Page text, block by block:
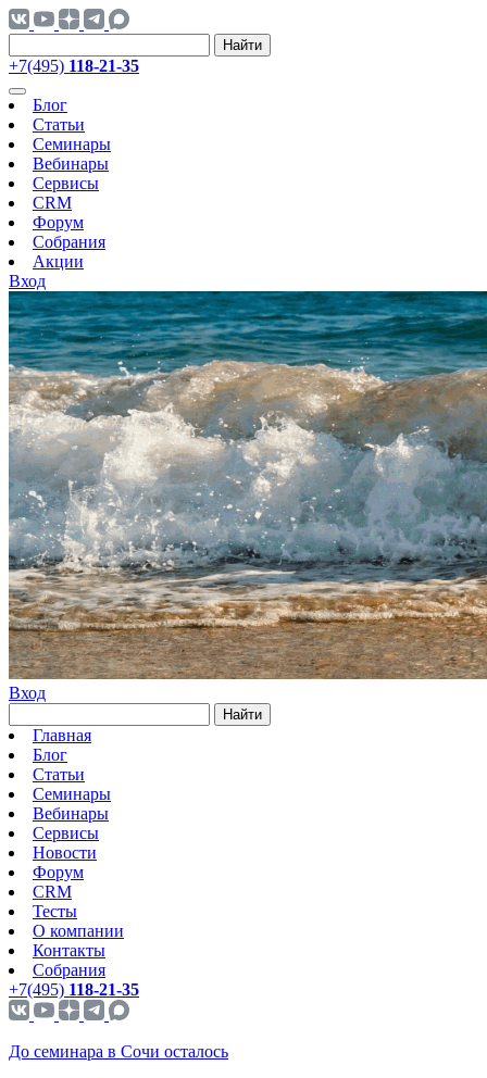
Найти
+7(495) 118-21-35
Блог
Статьи
Семинары
Вебинары
Сервисы
CRM
Форум
Собрания
Акции
Вход
Вход
Найти
Главная
Блог
Статьи
Семинары
Вебинары
Сервисы
Новости
Форум
CRM
Тесты
О компании
Контакты
Собрания
+7(495) 118-21-35
До семинара в Сочи осталось